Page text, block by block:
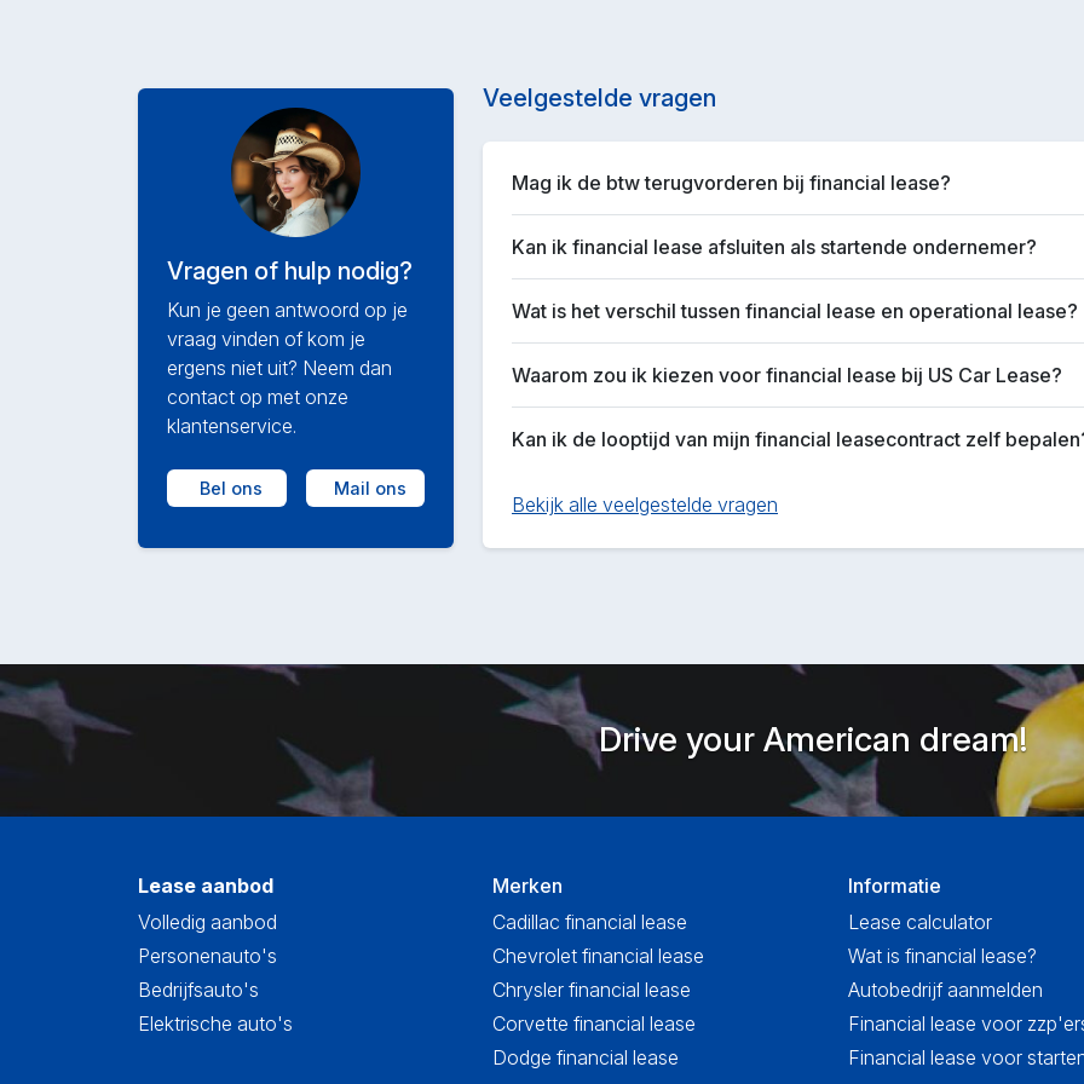
Veelgestelde vragen
Mag ik de btw terugvorderen bij financial lease?
Kan ik financial lease afsluiten als startende ondernemer?
Wat is het verschil tussen financial lease en operational lease?
Waarom zou ik kiezen voor financial lease bij US Car Lease?
Kan ik de looptijd van mijn financial leasecontract zelf
Bekijk alle veelgestelde vragen
Vragen of hulp nodig?
Kun je geen antwoord op je
vraag vinden of kom je
ergens niet uit? Neem dan
contact op met onze
klantenservice.
Bel ons Mail ons
Drive your American dream!
Lease aanbod
Volledig aanbod
Personenauto's
Bedrijfsauto's
Elektrische auto's
Merken
Cadillac financial lease
Chevrolet financial lease
Chrysler financial lease
Corvette financial lease
Dodge financial lease
Informatie
Lease calculator
Wat is financial lease?
Autobedrijf aanmelden
Financial lease voor
Financial lease voor